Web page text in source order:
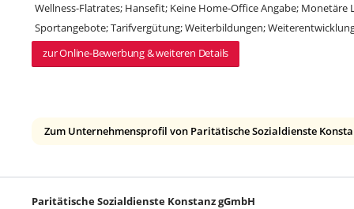
Wellness-Flatrates; Hansefit; Keine Home-Office Angabe; Monetäre
Sportangebote; Tarifvergütung; Weiterbildungen;
zur Online-Bewerbung & weiteren Details
Zum Unternehmensprofil von Paritätische Sozialdienste
Paritätische Sozialdienste Konstanz gGmbH